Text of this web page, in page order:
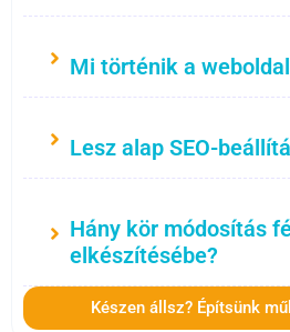
Mi történik a
Lesz alap SEO-
Hány kör módosítás
elkészítésébe?
Készen állsz? Építsünk